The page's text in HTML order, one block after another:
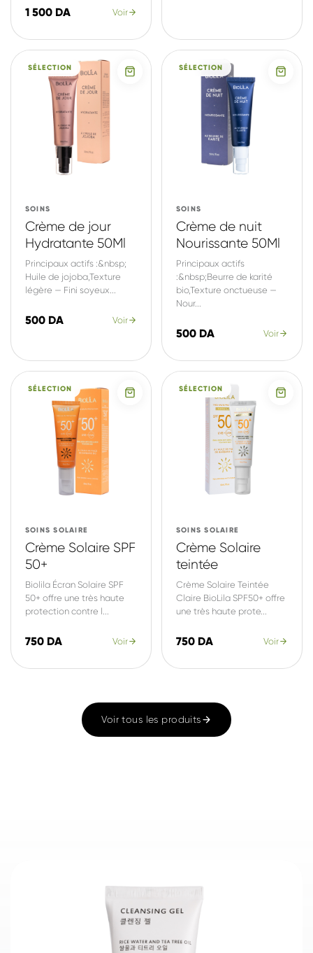
1 500 DA Voir
SÉLECTION
SOINS
Crème de jour
Hydratante 50Ml
Principaux actifs :&nbsp;
Huile de jojoba,Texture
légère — Fini soyeux...
500 DA Voir
SÉLECTION
SOINS
Crème de nuit
Nourissante 50Ml
Principaux actifs
:&nbsp;Beurre de karité
bio,Texture onctueuse —
Nour...
500 DA Voir
SÉLECTION
SOINS SOLAIRE
Crème Solaire SPF
50+
Biolila Écran Solaire SPF
50+ offre une très haute
protection contre l...
750 DA Voir
SÉLECTION
SOINS SOLAIRE
Crème Solaire
teintée
Crème Solaire Teintée
Claire BioLila SPF50+ offre
une très haute prote...
750 DA Voir
Voir tous les produits